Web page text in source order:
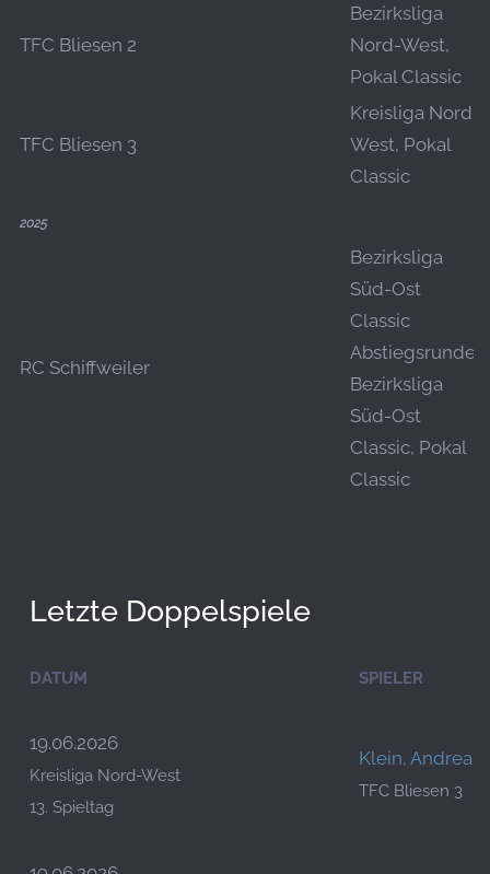
TFC Bliesen 2
Bezirksliga
Nord-West,
Pokal Classic
TFC Bliesen 3
Kreisliga Nord-
West, Pokal
Classic
2025
RC Schiffweiler
Bezirksliga
Süd-Ost
Classic
Abstiegsrunde,
Bezirksliga
Süd-Ost
Classic, Pokal
Classic
Letzte Doppelspiele
DATUM SPIELER
19.06.2026
Kreisliga Nord-West
13. Spieltag
Klein, Andreas
TFC Bliesen 3